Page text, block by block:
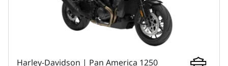
Harley-Davidson | Pan America 1250